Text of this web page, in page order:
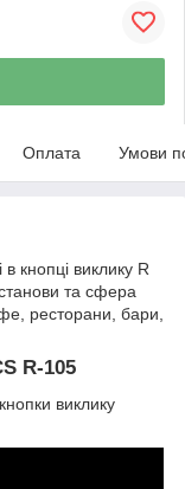
Оплата Умови
кнопці виклику R
та сфера
ресторани, бари,
R-105
виклику